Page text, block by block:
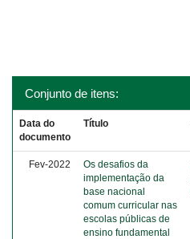
Conjunto de itens:
Data do
documento
Título
Fev-2022
Os desafios da
implementação da
base nacional
comum curricular nas
escolas públicas de
ensino fundamental